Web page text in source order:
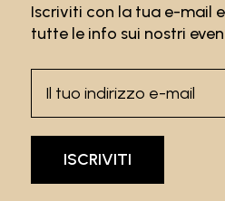
Iscriviti con la tua e-mail
tutte le info sui nostri